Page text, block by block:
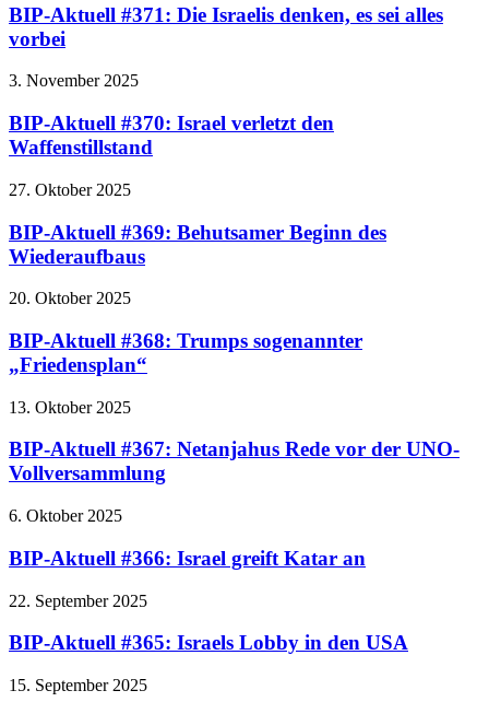
BIP-Aktuell #371: Die Israelis denken, es sei alles
vorbei
3. November 2025
BIP-Aktuell #370: Israel verletzt den
Waffenstillstand
27. Oktober 2025
BIP-Aktuell #369: Behutsamer Beginn des
Wiederaufbaus
20. Oktober 2025
BIP-Aktuell #368: Trumps sogenannter
„Friedensplan“
13. Oktober 2025
BIP-Aktuell #367: Netanjahus Rede vor der UNO-
Vollversammlung
6. Oktober 2025
BIP-Aktuell #366: Israel greift Katar an
22. September 2025
BIP-Aktuell #365: Israels Lobby in den USA
15. September 2025